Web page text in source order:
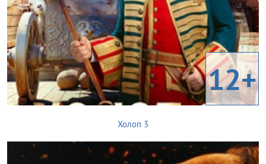
12+
Холоп 3